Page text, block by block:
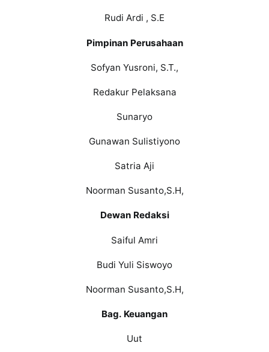
Rudi Ardi , S.E
Pimpinan Perusahaan
Sofyan Yusroni, S.T.,
Redakur Pelaksana
Sunaryo
Gunawan Sulistiyono
Satria Aji
Noorman Susanto,S.H,
Dewan Redaksi
Saiful Amri
Budi Yuli Siswoyo
Noorman Susanto,S.H,
Bag. Keuangan
Uut